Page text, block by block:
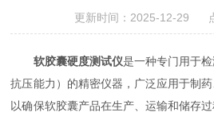
更新时间：2025-12-29
软胶囊硬度测试仪是一种专门用于
抗压能力）的精密仪器，广泛应用于制
以确保软胶囊产品在生产、运输和储存